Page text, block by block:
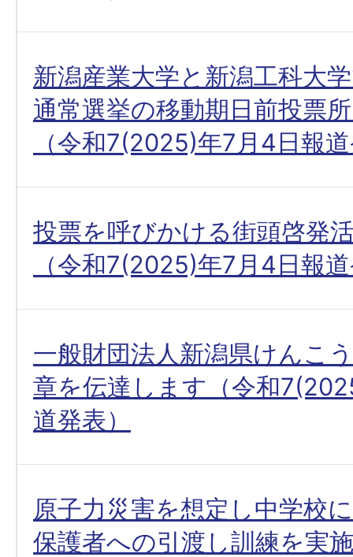
新潟産業大学と新潟工科大
通常選挙の移動期日前投票
（令和7(2025)年7月4日報
投票を呼びかける街頭啓発
（令和7(2025)年7月4日報
一般財団法人新潟県けんこ
章を伝達します（令和
道発表）
原子力災害を想定し中学校
保護者への引渡し訓練を実